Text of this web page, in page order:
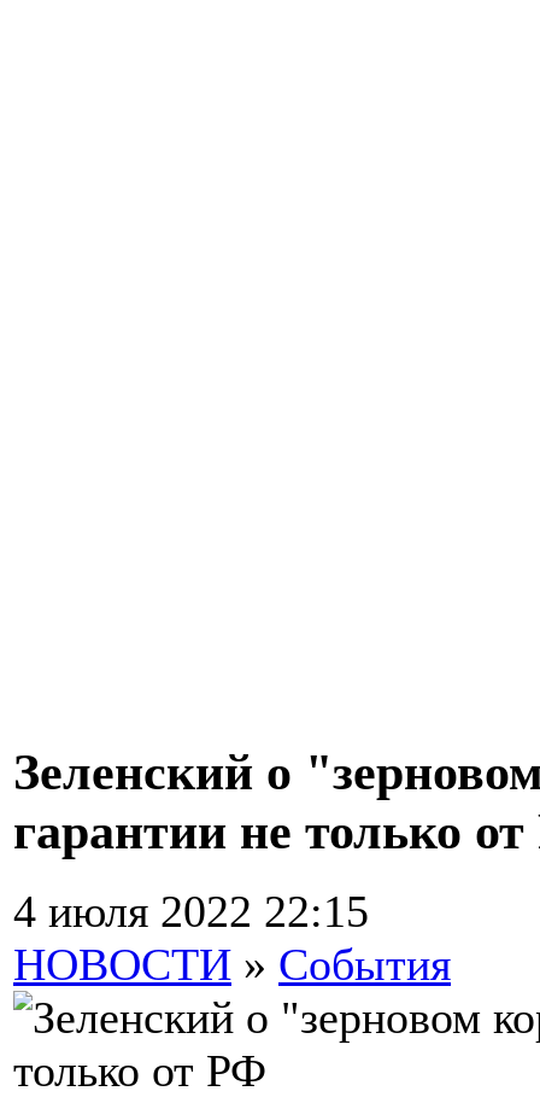
Зеленский о
гарантии не только
4 июля 2022 22:15
НОВОСТИ » События